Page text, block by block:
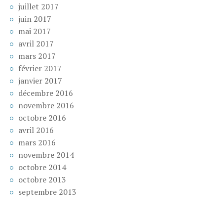
juillet 2017
juin 2017
mai 2017
avril 2017
mars 2017
février 2017
janvier 2017
décembre 2016
novembre 2016
octobre 2016
avril 2016
mars 2016
novembre 2014
octobre 2014
octobre 2013
septembre 2013